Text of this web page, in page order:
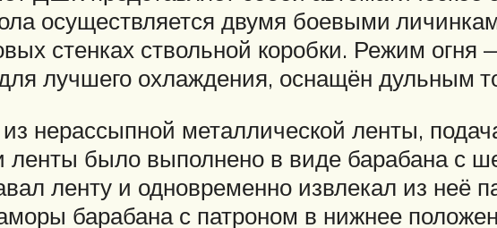
осуществляется двумя боевыми
стенках ствольной коробки. Режим огня
лучшего охлаждения, оснащён дульным
нерассыпной металлической ленты,
ленты было выполнено в виде барабана с
ленту и одновременно извлекал из неё
барабана с патроном в нижнее